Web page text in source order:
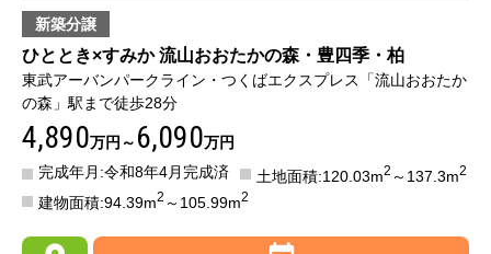
新築分譲
ひととき×すみか 流山おおたかの森・豊四季・柏
東武アーバンパークライン・つくばエクスプレス「流山おおたか
の森」駅まで徒歩28分
4,890万円～ 6,090万円
完成年月:令和8年4月完成済
土地面積:120.03m2 ～137.3m2
建物面積:94.39m2 ～105.99m2